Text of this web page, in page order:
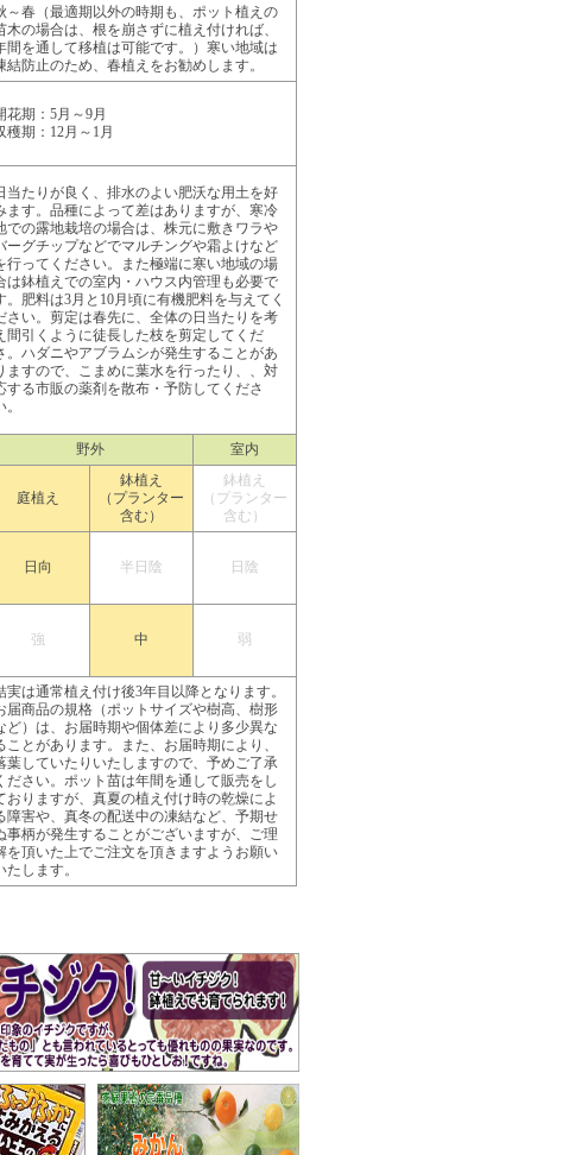
～春（最適期以外の時期も、ポット植えの
木の場合は、根を崩さずに植え付ければ、
間を通して移植は可能です。）寒い地域は
結防止のため、春植えをお勧めします。
花期：5月～9月
穫期：12月～1月
当たりが良く、排水のよい肥沃な用土を好
ます。品種によって差はありますが、寒冷
での露地栽培の場合は、株元に敷きワラや
ーグチップなどでマルチングや霜よけなど
行ってください。また極端に寒い地域の場
は鉢植えでの室内・ハウス内管理も必要で
。肥料は3月と10月頃に有機肥料を与えてく
さい。剪定は春先に、全体の日当たりを考
間引くように徒長した枝を剪定してくだ
。ハダニやアブラムシが発生することがあ
ますので、こまめに葉水を行ったり、、対
する市販の薬剤を散布・予防してくださ
。
野外 室内
庭植え
鉢植え
（プランター
含む）
鉢植え
（プランター
含む）
日向 半日陰 日陰
強 中 弱
実は通常植え付け後3年目以降となります。
届商品の規格（ポットサイズや樹高、樹形
ど）は、お届時期や個体差により多少異な
ことがあります。また、お届時期により、
葉していたりいたしますので、予めご了承
ださい。ポット苗は年間を通して販売をし
おりますが、真夏の植え付け時の乾燥によ
障害や、真冬の配送中の凍結など、予期せ
事柄が発生することがございますが、ご理
を頂いた上でご注文を頂きますようお願い
たします。